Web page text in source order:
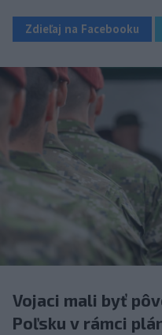
Zdieľaj na Facebooku
Vojaci mali byť
Poľsku v rámci